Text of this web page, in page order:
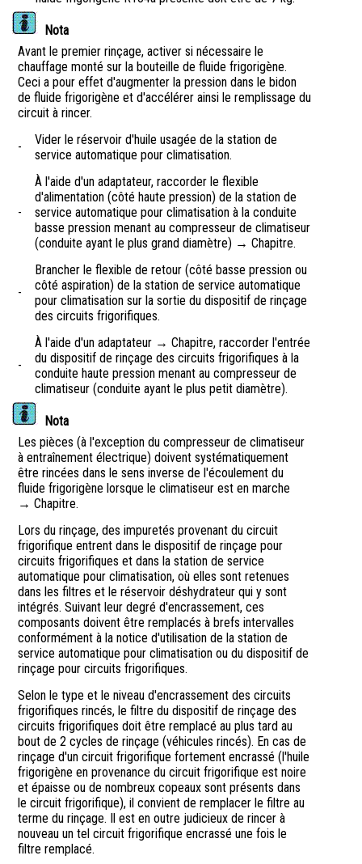
Nota
Avant le premier rinçage, activer si nécessaire le
chauffage monté sur la bouteille de fluide frigorigène.
Ceci a pour effet d'augmenter la pression dans le bidon
de fluide frigorigène et d'accélérer ainsi le remplissage du
circuit à rincer.
-
Vider le réservoir d'huile usagée de la station de
service automatique pour climatisation.
-
À l'aide d'un adaptateur, raccorder le flexible
d'alimentation (côté haute pression) de la station de
service automatique pour climatisation à la conduite
basse pression menant au compresseur de climatiseur
(conduite ayant le plus grand diamètre) → Chapitre.
-
Brancher le flexible de retour (côté basse pression ou
côté aspiration) de la station de service automatique
pour climatisation sur la sortie du dispositif de rinçage
des circuits frigorifiques.
-
À l'aide d'un adaptateur → Chapitre, raccorder l'entrée
du dispositif de rinçage des circuits frigorifiques à la
conduite haute pression menant au compresseur de
climatiseur (conduite ayant le plus petit diamètre).
Nota
Les pièces (à l'exception du compresseur de climatiseur
à entraînement électrique) doivent systématiquement
être rincées dans le sens inverse de l'écoulement du
fluide frigorigène lorsque le climatiseur est en marche
→ Chapitre.
Lors du rinçage, des impuretés provenant du circuit
frigorifique entrent dans le dispositif de rinçage pour
circuits frigorifiques et dans la station de service
automatique pour climatisation, où elles sont retenues
dans les filtres et le réservoir déshydrateur qui y sont
intégrés. Suivant leur degré d'encrassement, ces
composants doivent être remplacés à brefs intervalles
conformément à la notice d'utilisation de la station de
service automatique pour climatisation ou du dispositif de
rinçage pour circuits frigorifiques.
Selon le type et le niveau d'encrassement des circuits
frigorifiques rincés, le filtre du dispositif de rinçage des
circuits frigorifiques doit être remplacé au plus tard au
bout de 2 cycles de rinçage (véhicules rincés). En cas de
rinçage d'un circuit frigorifique fortement encrassé (l'huile
frigorigène en provenance du circuit frigorifique est noire
et épaisse ou de nombreux copeaux sont présents dans
le circuit frigorifique), il convient de remplacer le filtre au
terme du rinçage. Il est en outre judicieux de rincer à
nouveau un tel circuit frigorifique encrassé une fois le
filtre remplacé.